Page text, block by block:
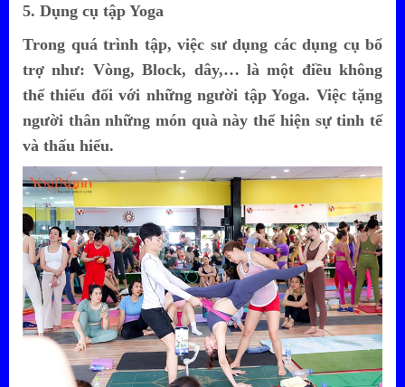
5. Dụng cụ tập Yoga
Trong quá trình tập, việc sư dụng các dụng cụ bổ
trợ như: Vòng, Block, dây,… là một điều không
thế thiếu đối với những người tập Yoga. Việc tặng
người thân những món quà này thể hiện sự tinh tế
và thấu hiểu.